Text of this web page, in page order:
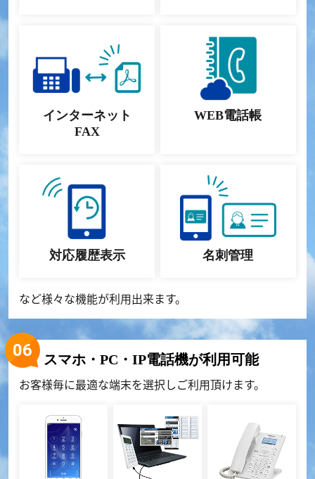
インターネット
FAX
WEB電話帳
対応履歴表示 名刺管理
など様々な機能が利用出来ます。
スマホ・PC・IP電話機が利用可能
お客様毎に最適な端末を選択しご利用頂けます。